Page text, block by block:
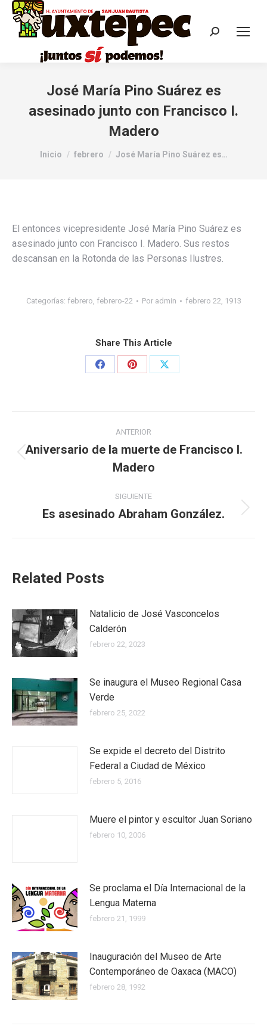
José María Pino Suárez es
asesinado junto con Francisco I.
Madero
Estás aquí:
Inicio febrero José María Pino Suárez es…
El entonces vicepresidente José María Pino Suárez es
asesinado junto con Francisco I. Madero. Sus restos
descansan en la Rotonda de las Personas Ilustres.
Categorías: febrero, febrero-22 Por admin febrero 22, 1913
Share This Article
ANTERIOR
Aniversario de la muerte de Francisco I.
Madero
SIGUIENTE
Es asesinado Abraham González.
Related Posts
Natalicio de José Vasconcelos
Calderón
febrero 22, 2023
Se inaugura el Museo Regional Casa
Verde
febrero 25, 2022
Se expide el decreto del Distrito
Federal a Ciudad de México
febrero 5, 2016
Muere el pintor y escultor Juan Soriano
febrero 10, 2006
Se proclama el Día Internacional de la
Lengua Materna
febrero 21, 1999
Inauguración del Museo de Arte
Contemporáneo de Oaxaca (MACO)
febrero 28, 1992